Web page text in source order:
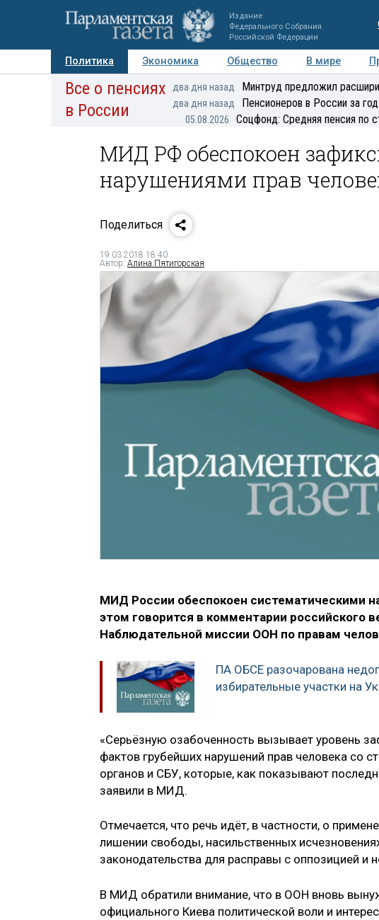
Издание
Федерального Собрания
Российской Федерации
Политика Экономика Общество В мире
Авторы Персоны Мнения Регионы
Все о пенсиях
в России
два дня назад Минтруд предложил
два дня назад Пенсионеров в России за
05.08.2026 Соцфонд: Средняя пенсия по
МИД РФ обеспокоен
нарушениями прав
Поделиться
19.03.2018 18:40
Автор: Алина Пятигорская
МИД России обеспокоен систематическими
этом говорится в комментарии российского
Наблюдательной миссии ООН по правам
ПА ОБСЕ разочарована
избирательные участки на
«Серьёзную озабоченность вызывает уровень
фактов грубейших нарушений прав человека со
органов и СБУ, которые, как показывают
заявили в МИД.
Отмечается, что речь идёт, в частности, о
лишении свободы, насильственных
законодательства для расправы с оппозицией и
В МИД обратили внимание, что в ООН вновь
официального Киева политической воли и